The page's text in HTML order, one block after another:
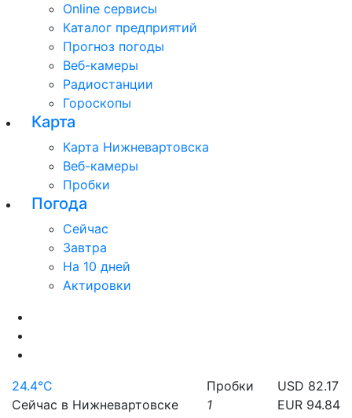
24.4°C
Сейчас в Нижневартовске
Пробки
1
USD 82.17
EUR 94.84
Online сервисы
Каталог предприятий
Прогноз погоды
Веб-камеры
Радиостанции
Гороскопы
Карта
Карта Нижневартовска
Веб-камеры
Пробки
Погода
Сейчас
Завтра
На 10 дней
Актировки